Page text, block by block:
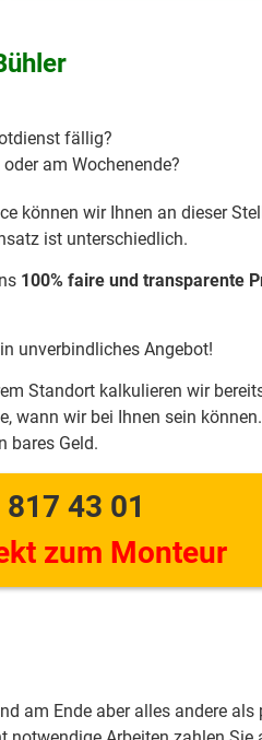
fällig?
am Wochenende?
können wir Ihnen an dieser
ist unterschiedlich.
100% faire und transparente
unverbindliches Angebot!
Standort kalkulieren wir
wann wir bei Ihnen sein
bares Geld.
43 01
zum Monteur
am Ende aber alles andere als